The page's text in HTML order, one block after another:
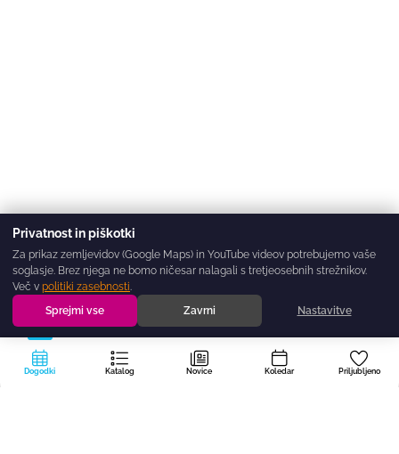
Dogodki Katalog Novice Koledar Priljubljeno
Privatnost in piškotki
Za prikaz zemljevidov (Google Maps) in YouTube videov potrebujemo vaše
soglasje. Brez njega ne bomo ničesar nalagali s tretjeosebnih strežnikov.
Več v politiki zasebnosti.
Sprejmi vse
Zavrni Nastavitve